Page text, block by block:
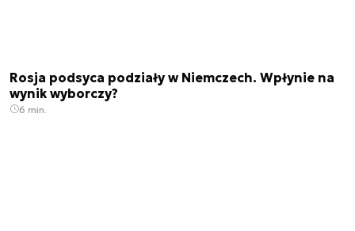
Rosja podsyca podziały w Niemczech. Wpłynie na
wynik wyborczy?
6 min.